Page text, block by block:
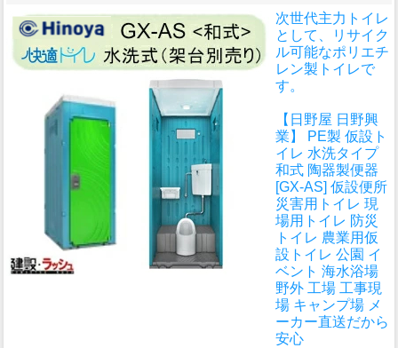
次世代主力トイレ
として、リサイク
ル可能なポリエチ
レン製トイレで
す。
【日野屋 日野興
業】 PE製 仮設ト
イレ 水洗タイプ
和式 陶器製便器
[GX-AS] 仮設便所
災害用トイレ 現
場用トイレ 防災
トイレ 農業用仮
設トイレ 公園 イ
ベント 海水浴場
野外 工場 工事現
場 キャンプ場 メ
ーカー直送だから
安心